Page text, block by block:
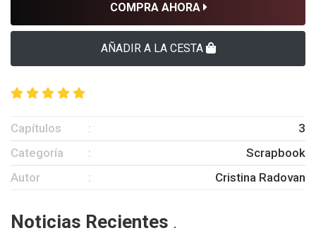
COMPRA AHORA
AÑADIR A LA CESTA
Capítulos
3
Categoría
Scrapbook
Autor
Cristina Radovan
Noticias Recientes .